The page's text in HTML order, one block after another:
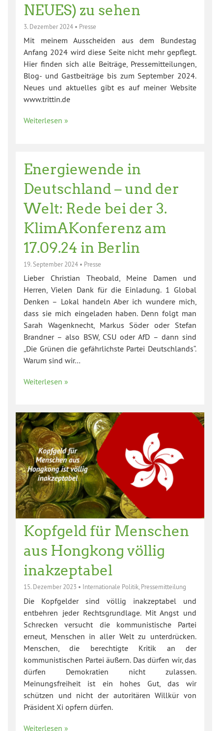
NEUES) zu sehen
3. Dezember 2024 • Presse
Mit meinem Ausscheiden aus dem Bundestag
Anfang 2024 wird diese Seite nicht mehr gepflegt.
Hier finden sich alle Beiträge, Pressemitteilungen,
Blog- und Gastbeiträge bis zum September 2024.
Neues und aktuelles gibt es auf meiner Website
www.trittin.de
Weiterlesen »
Energiewende in
Deutschland – und der
Welt: Rede bei der 3.
KlimAKonferenz am
17.09.24 in Berlin
19. September 2024 • Presse
Lieber Christian Theobald, Meine Damen und
Herren, Vielen Dank für die Einladung. 1 Global
Denken – Lokal handeln Aber ich wundere mich,
dass sie mich eingeladen haben. Denn folgt man
Sarah Wagenknecht, Markus Söder oder Stefan
Brandner – also BSW, CSU oder AfD – dann sind
„Die Grünen die gefährlichste Partei Deutschlands“.
Warum sind wir…
Weiterlesen »
Kopfgeld für Menschen
aus Hongkong völlig
inakzeptabel
15. Dezember 2023 • Internationale Politik, Pressemitteilung
Die Kopfgelder sind völlig inakzeptabel und
entbehren jeder Rechtsgrundlage. Mit Angst und
Schrecken versucht die kommunistische Partei
erneut, Menschen in aller Welt zu unterdrücken.
Menschen, die berechtigte Kritik an der
kommunistischen Partei äußern. Das dürfen wir, das
dürfen Demokratien nicht zulassen.
Meinungsfreiheit ist ein hohes Gut, das wir
schützen und nicht der autoritären Willkür von
Präsident Xi opfern dürfen.
Weiterlesen »